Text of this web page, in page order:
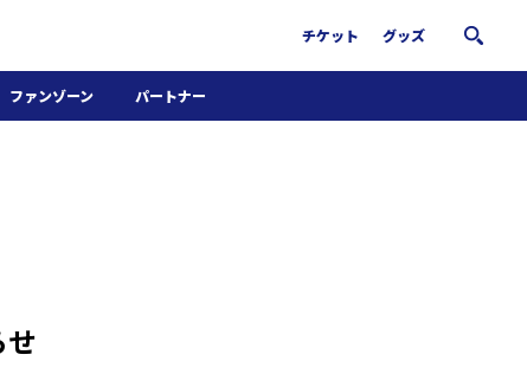
チケット グッズ
ファンゾーン パートナー
せ